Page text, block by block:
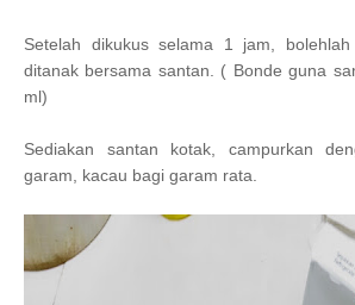
Setelah dikukus selama 1 jam,
ditanak bersama santan. ( Bonde guna
ml)
Sediakan santan kotak, campurkan
garam, kacau bagi garam rata.